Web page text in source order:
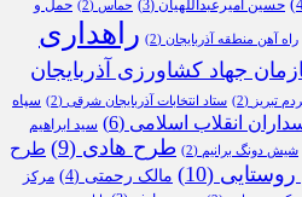
حسین امیرعبداللهیان (3) حماس (2)
حمل و
راه آهن منطقه آذربایجان (2)
راهداری
جهاد کشاورزی آذربایجان
(2) ستاد انتخابات آذربایجان شرقی (2)
سپاه
انقلاب اسلامی (6)
سید ابراهیم
شیش دونگ برانیم (2) طرح هادی (9)
طرح
(10) مالک رحمتی (4)
مرکز